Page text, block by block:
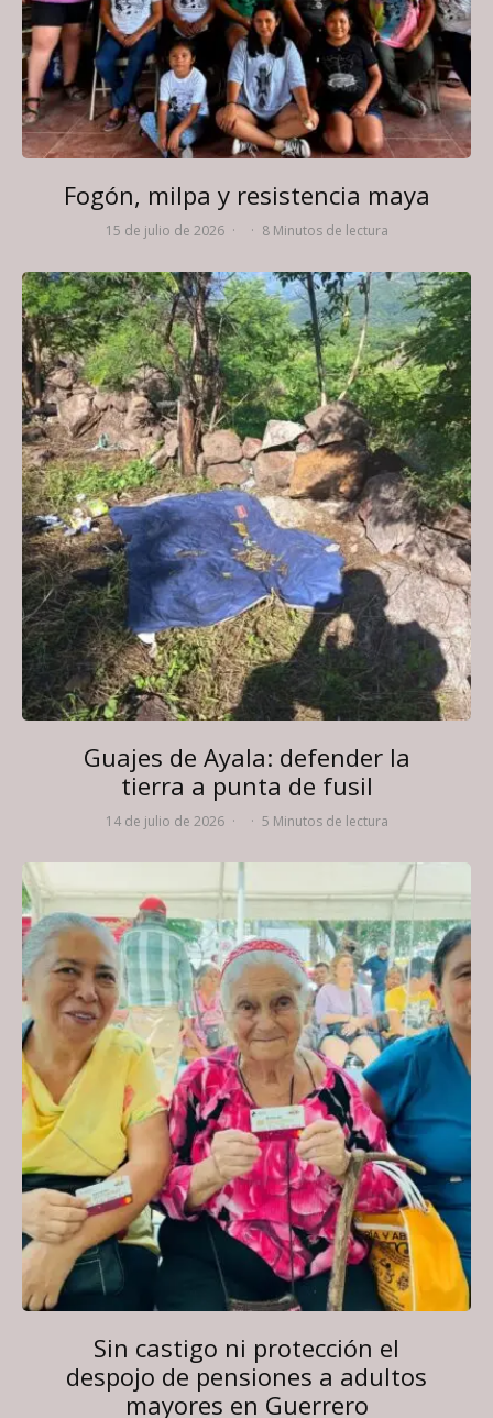
Fogón, milpa y resistencia maya
15 de julio de 2026 · · 8 Minutos de lectura
Guajes de Ayala: defender la
tierra a punta de fusil
14 de julio de 2026 · · 5 Minutos de lectura
Sin castigo ni protección el
despojo de pensiones a adultos
mayores en Guerrero